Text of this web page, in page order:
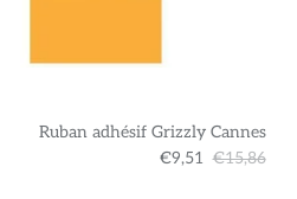
Ruban adhésif Grizzly Cannes
€9,51 €15,86